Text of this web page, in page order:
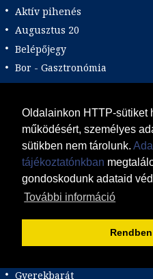
Oldalainkon HTTP-sütiket
működésért, személyes
sütikben nem tárolunk.
tájékoztatónkban
gondoskodunk adataid
További információ
Rendben
Aktív pihenés
Augusztus 20
Belépőjegy
Bor - Gasztronómia
Búvárkodás
Családbarát
Csillagtúra
Csoportos út
Élményprogram
Fakultatív program
Felnőtt barát hotel
Film / sorozat tematika
Gyerekbarát